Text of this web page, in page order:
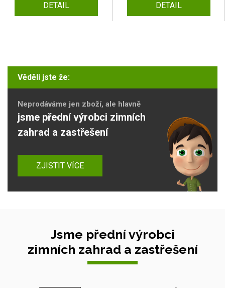
DETAIL DETAIL
Věděli jste že:
Neprodáváme jen zboží, ale hlavně
jsme přední výrobci zimních
zahrad a zastřešení
ZJISTIT VÍCE
Jsme přední výrobci
zimních zahrad a zastřešení